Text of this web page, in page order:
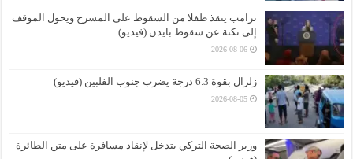
ترامب ينقذ طفلا من السقوط على المسرح ويحول الموقف
إلى نكتة عن سقوط بايدن (فيديو)
2026-08-06
زلزال بقوة 6.3 درجة يضرب جنوب الفلبين (فيديو)
2026-08-05
وزير الصحة التركي يتدخل لإنقاذ مسافرة على متن الطائرة